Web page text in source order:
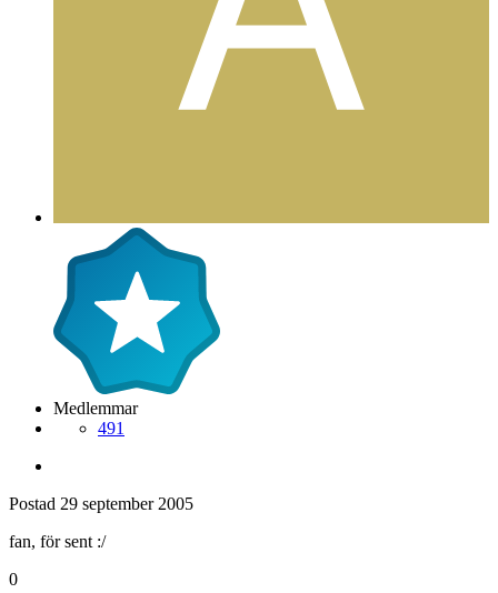
Medlemmar
491
Postad 29 september 2005
fan, för sent :/
0